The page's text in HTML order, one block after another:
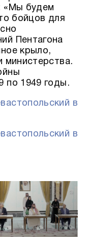
«Мы будем
бойцов для
Пентагона
крыло,
министерства.
по 1949 годы.
в
в